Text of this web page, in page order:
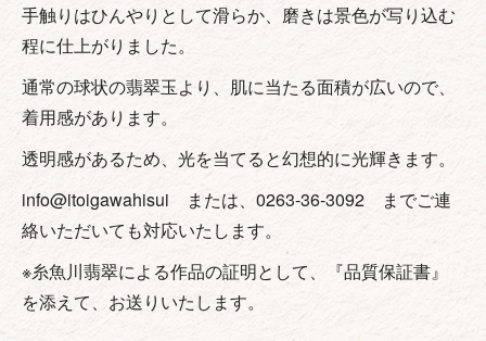
手触りはひんやりとして滑らか、磨きは景色が写り込む
程に仕上がりました。
通常の球状の翡翠玉より、肌に当たる面積が広いので、
着用感があります。
透明感があるため、光を当てると幻想的に光輝きます。
info@itoigawahisui または、0263-36-3092 までご連
絡いただいても対応いたします。
※糸魚川翡翠による作品の証明として、『品質保証書』
を添えて、お送りいたします。